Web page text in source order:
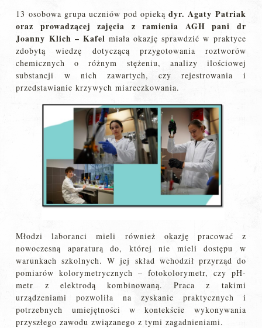
13 osobowa grupa uczniów pod opiekądyr. Agaty Patriak
oraz prowadzącej zajęcia z ramienia AGH pani dr
Joanny Klich – Kafel miała okazję sprawdzić w praktyce
zdobytą wiedzę dotyczącą przygotowania roztworów
chemicznych o różnym stężeniu, analizy ilościowej
substancji w nich zawartych, czy rejestrowania i
przedstawianie krzywych miareczkowania.
Młodzi laboranci mieli również okazję pracować z
nowoczesną aparaturą do, której nie mieli dostępu w
warunkach szkolnych. W jej skład wchodził przyrząd do
pomiarów kolorymetrycznych – fotokolorymetr, czy pH-
metr z elektrodą kombinowaną. Praca z takimi
urządzeniami pozwoliła na zyskanie praktycznych i
potrzebnych umiejętności w kontekście wykonywania
przyszłego zawodu związanego z tymi zagadnieniami.